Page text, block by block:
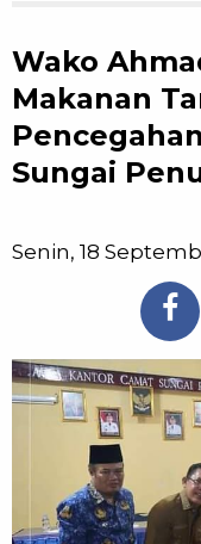
Wako
Makanan
Sungai
Senin, 18